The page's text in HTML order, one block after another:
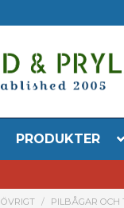
PRODUKTER
ÖVRIGT PILBÅGAR OCH